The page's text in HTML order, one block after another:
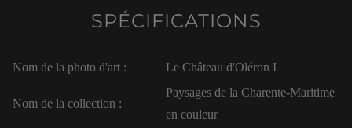
SPÉCIFICATIONS
Nom de la photo d'art : Le Château d'Oléron I
Nom de la collection :
Paysages de la Charente-Maritime
en couleur